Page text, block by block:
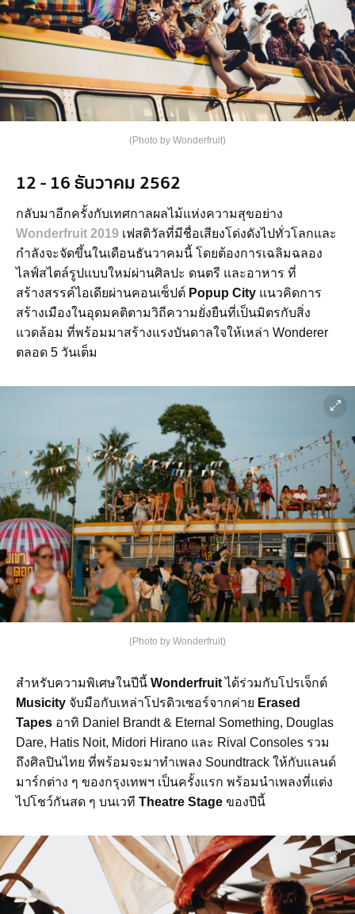
(Photo by Wonderfruit)
12 - 16 ธันวาคม 2562
กลับมาอีกครั้งกับเทศกาลผลไม้แห่งความสุขอย่าง
Wonderfruit 2019 เฟสติวัลที่มีชื่อเสียงโด่งดังไปทั่วโลกและ
กำลังจะจัดขึ้นในเดือนธันวาคมนี้ โดยต้องการเฉลิมฉลอง
ไลฟ์สไตล์รูปแบบใหม่ผ่านศิลปะ ดนตรี และอาหาร ที่
สร้างสรรค์ไอเดียผ่านคอนเซ็ปต์ Popup City แนวคิดการ
สร้างเมืองในอุดมคติตามวิถีความยั่งยืนที่เป็นมิตรกับสิ่ง
แวดล้อม ที่พร้อมมาสร้างแรงบันดาลใจให้เหล่า Wonderer
ตลอด 5 วันเต็ม
(Photo by Wonderfruit)
สำหรับความพิเศษในปีนี้ Wonderfruitได้ร่วมกับโปรเจ็กต์
Musicity จับมือกับเหล่าโปรดิวเซอร์จากค่าย Erased
Tapes อาทิ Daniel Brandt & Eternal Something, Douglas
Dare, Hatis Noit, Midori Hirano และ Rival Consoles รวม
ถึงศิลปินไทย ที่พร้อมจะมาทำเพลง Soundtrack ให้กับแลนด์
มาร์กต่าง ๆ ของกรุงเทพฯ เป็นครั้งแรก พร้อมนำเพลงที่แต่ง
ไปโชว์กันสด ๆ บนเวที Theatre Stage ของปีนี้